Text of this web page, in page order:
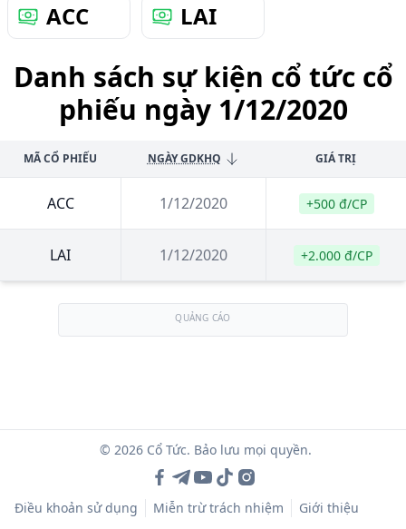
ACC LAI
Danh sách sự kiện cổ tức cổ
phiếu ngày 1/12/2020
MÃ CỔ PHIẾU NGÀY GDKHQ GIÁ TRỊ
ACC 1/12/2020 +500 đ/CP
LAI 1/12/2020 +2.000 đ/CP
QUẢNG CÁO
© 2026 Cổ Tức. Bảo lưu mọi quyền.
Điều khoản sử dụng Miễn trừ trách nhiệm Giới thiệu